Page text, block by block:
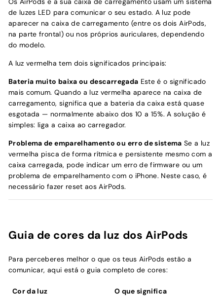
de luzes LED para comunicar o seu estado. A luz pode
aparecer na caixa de carregamento (entre os dois AirPods,
na parte frontal) ou nos próprios auriculares, dependendo
do modelo.
A luz vermelha tem dois significados principais:
Bateria muito baixa ou descarregada Este é o significado
mais comum. Quando a luz vermelha aparece na caixa de
carregamento, significa que a bateria da caixa está quase
esgotada — normalmente abaixo dos 10 a 15%. A solução é
simples: liga a caixa ao carregador.
Problema de emparelhamento ou erro de sistema Se a luz
vermelha pisca de forma rítmica e persistente mesmo com a
caixa carregada, pode indicar um erro de firmware ou um
problema de emparelhamento com o iPhone. Neste caso, é
necessário fazer reset aos AirPods.
Guia de cores da luz dos AirPods
Para perceberes melhor o que os teus AirPods estão a
comunicar, aqui está o guia completo de cores:
Cor da luz O que significa